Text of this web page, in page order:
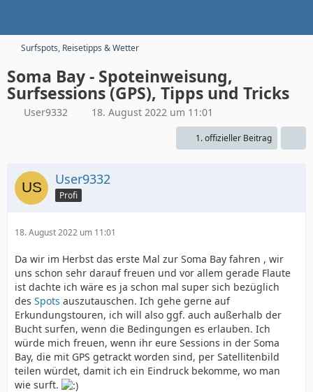
Surfspots, Reisetipps & Wetter
Soma Bay - Spoteinweisung,
Surfsessions (GPS), Tipps und Tricks
User9332 18. August 2022 um 11:01
1. offizieller Beitrag
User9332
Profi
18. August 2022 um 11:01
Da wir im Herbst das erste Mal zur Soma Bay fahren , wir
uns schon sehr darauf freuen und vor allem gerade Flaute
ist dachte ich wäre es ja schon mal super sich bezüglich
des Spots auszutauschen. Ich gehe gerne auf
Erkundungstouren, ich will also ggf. auch außerhalb der
Bucht surfen, wenn die Bedingungen es erlauben. Ich
würde mich freuen, wenn ihr eure Sessions in der Soma
Bay, die mit GPS getrackt worden sind, per Satellitenbild
teilen würdet, damit ich ein Eindruck bekomme, wo man
wie surft.